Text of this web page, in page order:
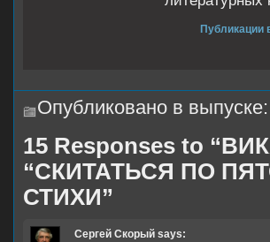
Публикации
Опубликовано в выпуске:
15 Responses to
“СКИТАТЬСЯ ПО
СТИХИ”
Сергей Скорый says: